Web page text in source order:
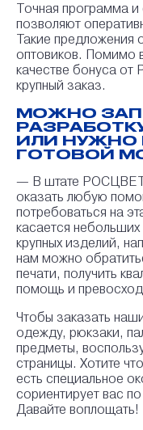
Точная программа
позволяют
Такие предложения
оптовиков. Помимо
качестве бонуса
крупный заказ.
МОЖНО
ИЛИ НУЖНО
ГОТОВОЙ
— В штате РОСЦВЕТ
оказать любую
потребоваться на
касается небольших
крупных изделий,
нам можно
печати, получить
помощь и
Чтобы заказать
одежду, рюкзаки,
предметы,
страницы. Хотите
есть специальное
сориентирует вас
Давайте воплощать!